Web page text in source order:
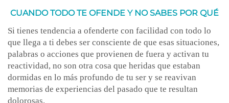
CUANDO TODO TE OFENDE Y NO SABES POR QUÉ
Si tienes tendencia a ofenderte con facilidad con todo lo
que llega a ti debes ser consciente de que esas situaciones,
palabras o acciones que provienen de fuera y activan tu
reactividad, no son otra cosa que heridas que estaban
dormidas en lo más profundo de tu ser y se reavivan
memorias de experiencias del pasado que te resultan
dolorosas.